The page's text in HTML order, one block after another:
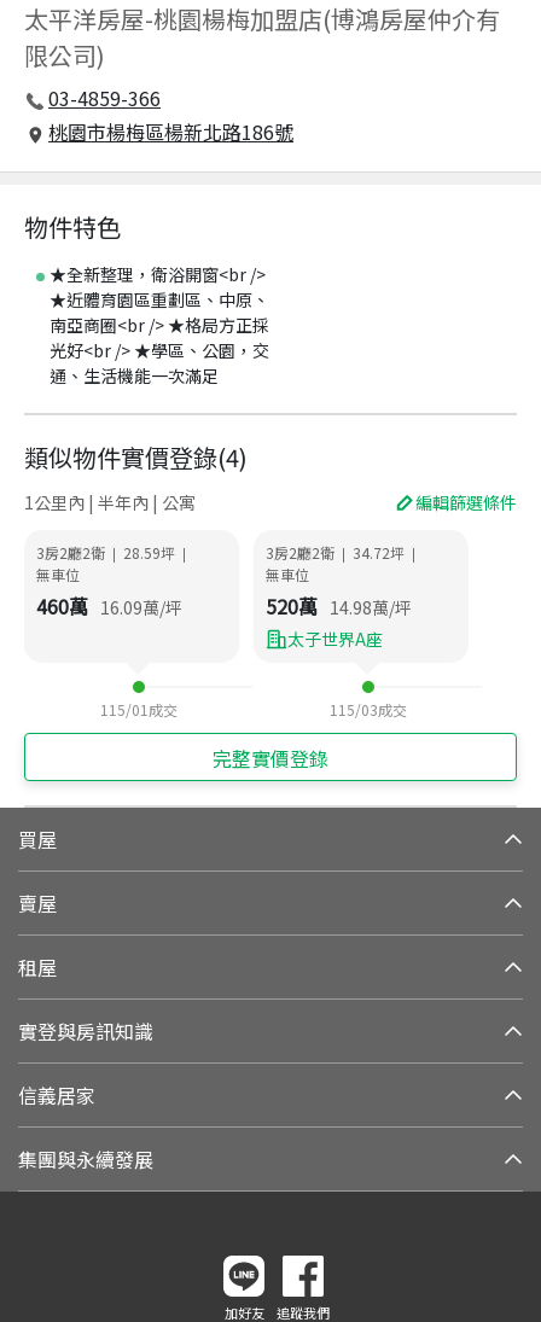
太平洋房屋-桃園楊梅加盟店(博鴻房屋仲介有
限公司)
03-4859-366
桃園市楊梅區楊新北路186號
物件特色
★全新整理，衛浴開窗<br />
★近體育園區重劃區、中原、
南亞商圈<br /> ★格局方正採
光好<br /> ★學區、公園，交
通、生活機能一次滿足
類似物件實價登錄(4)
1公里內 | 半年內 | 公寓 編輯篩選條件
3房2廳2衛 | 28.59坪 |
無車位
460萬 16.09萬/坪
115/01 成交
3房2廳2衛 | 34.72坪 |
無車位
520萬 14.98萬/坪
太子世界A座
115/03成交
完整實價登錄
買屋
賣屋
租屋
實登與房訊知識
信義居家
集團與永續發展
加好友 追蹤我們